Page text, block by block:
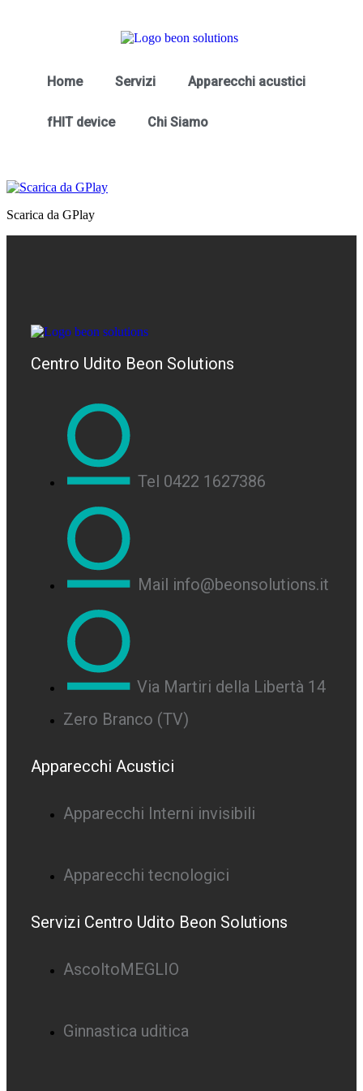
Home Servizi Apparecchi acustici
fHIT device Chi Siamo
Scarica da GPlay
Centro Udito Beon Solutions
Tel 0422 1627386
Mail info@beonsolutions.it
Via Martiri della Libertà 14
Zero Branco (TV)
Apparecchi Acustici
Apparecchi Interni invisibili
Apparecchi tecnologici
Servizi Centro Udito Beon Solutions
AscoltoMEGLIO
Ginnastica uditica